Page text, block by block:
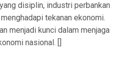
disiplin, industri perbankan
tekanan ekonomi.
menjadi kunci dalam menjaga
nasional. []